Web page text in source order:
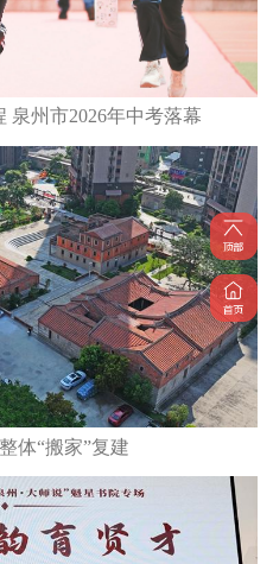
泉州市2026年中考落幕
体“搬家”复建